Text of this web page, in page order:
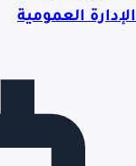
الإدارة العمومية